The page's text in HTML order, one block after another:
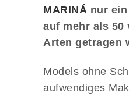
MARINÁ nur
auf mehr als 50
Arten getragen
Models ohne
aufwendiges